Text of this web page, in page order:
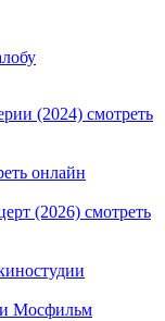
Мосфильм